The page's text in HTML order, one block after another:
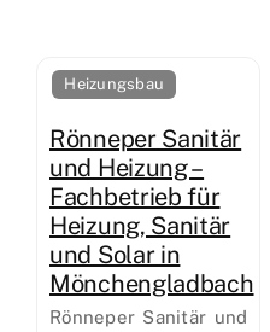
Heizungsbau
Rönneper Sanitär
und Heizung –
Fachbetrieb für
Heizung, Sanitär
und Solar in
Mönchengladbach
Rönneper Sanitär und